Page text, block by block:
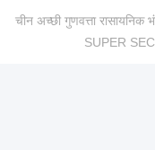
चीन अच्छी गुणवत्ता
SUPER